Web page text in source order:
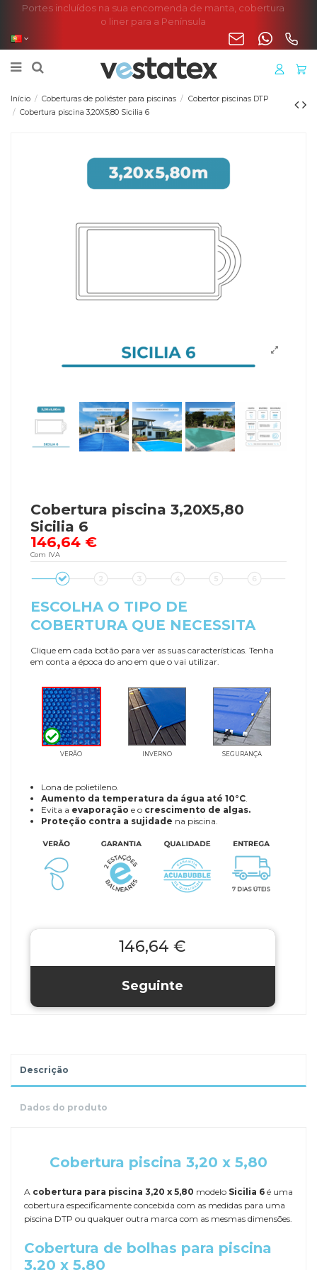
Portes incluídos na sua encomenda de manta, cobertura
o liner para a Península
Início Coberturas de poliéster para piscinas
Cobertor piscinas DTP
Cobertura piscina 3,20X5,80 Sicilia 6
Cobertura piscina 3,20X5,80
Sicilia 6
146,64 €
Com IVA
ESCOLHA O TIPO DE
COBERTURA QUE NECESSITA
Clique em cada botão para ver as suas características. Tenha
em conta a época do ano em que o vai utilizar.
VERÃO INVERNO SEGURANÇA
Lona de polietileno.
Aumento da temperatura da água até 10°C.
Evita a evaporação e o crescimento de algas.
Proteção contra a sujidade na piscina.
146,64 €
Descrição
Dados do produto
Cobertura piscina 3,20 x 5,80
A cobertura para piscina 3,20 x 5,80 modelo Sicilia 6 é uma
cobertura especificamente concebida com as medidas para uma
piscina DTP ou qualquer outra marca com as mesmas dimensões.
Cobertura de bolhas para piscina
3,20 x 5,80